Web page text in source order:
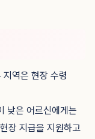
역은 현장 수령
낮은 어르신에게는
장 지급을 지원하고